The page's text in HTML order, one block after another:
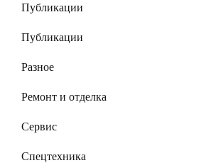
Публикации
Публикации
Разное
Ремонт и отделка
Сервис
Спецтехника